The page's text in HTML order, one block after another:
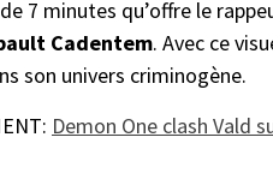
7 minutes qu’offre le
Cadentem. Avec ce
son univers criminogène.
Demon One clash Vald